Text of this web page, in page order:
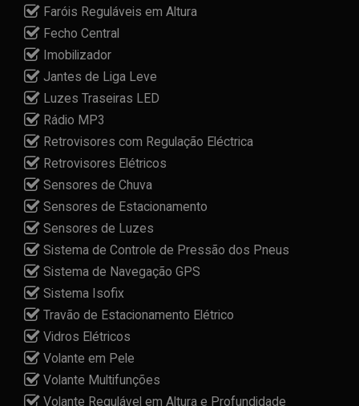
Faróis Reguláveis em Altura
Fecho Central
Imobilizador
Jantes de Liga Leve
Luzes Traseiras LED
Rádio MP3
Retrovisores com Regulação Eléctrica
Retrovisores Elétricos
Sensores de Chuva
Sensores de Estacionamento
Sensores de Luzes
Sistema de Controle de Pressão dos Pneus
Sistema de Navegação GPS
Sistema Isofix
Travão de Estacionamento Elétrico
Vidros Elétricos
Volante em Pele
Volante Multifunções
Volante Regulável em Altura e Profundidade